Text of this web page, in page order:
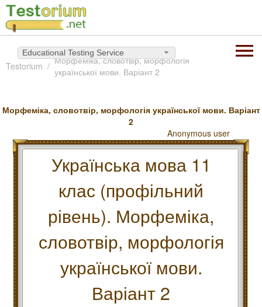
Educational Testing Service
Testorium
Морфеміка, словотвір, морфологія
української мови. Варіант 2
Морфеміка, словотвір, морфологія української мови. Варіант
2
Anonymous user
Українська мова 11
клас (профільний
рівень). Морфеміка,
словотвір, морфологія
української мови.
Варіант 2